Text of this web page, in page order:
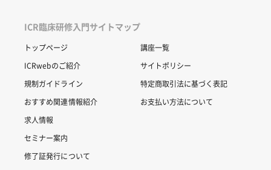
ICR臨床研修入門サイトマップ
トップページ
ICRwebのご紹介
規制ガイドライン
おすすめ関連情報紹介
求人情報
セミナー案内
修了証発行について
講座一覧
サイトポリシー
特定商取引法に基づく表記
お支払い方法について